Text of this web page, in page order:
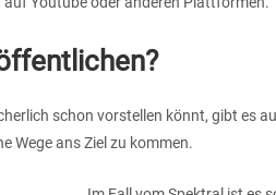
schon vorstellen könnt, gibt es
Wege ans Ziel zu kommen.